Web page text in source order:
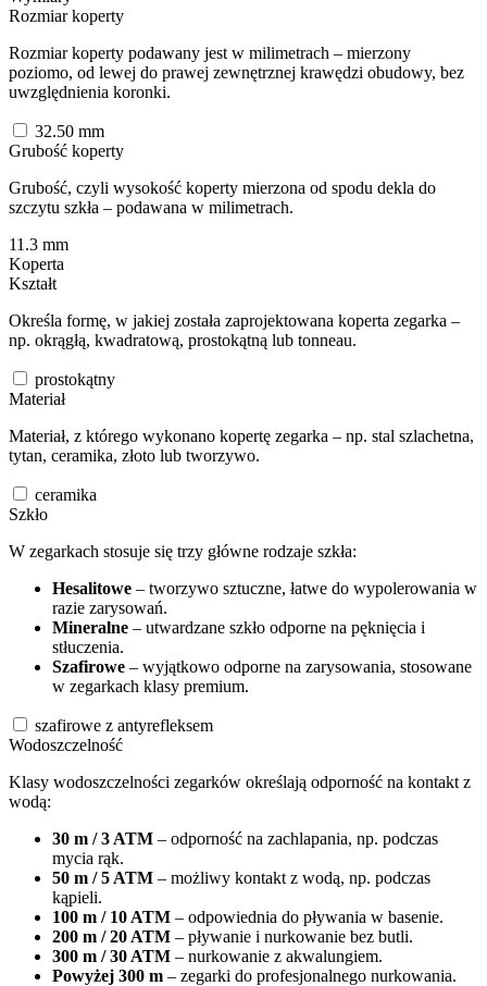
Rozmiar koperty
Rozmiar koperty podawany jest w milimetrach – mierzony
poziomo, od lewej do prawej zewnętrznej krawędzi obudowy, bez
uwzględnienia koronki.
32.50 mm
Grubość koperty
Grubość, czyli wysokość koperty mierzona od spodu dekla do
szczytu szkła – podawana w milimetrach.
11.3 mm
Koperta
Kształt
Określa formę, w jakiej została zaprojektowana koperta zegarka –
np. okrągłą, kwadratową, prostokątną lub tonneau.
prostokątny
Materiał
Materiał, z którego wykonano kopertę zegarka – np. stal szlachetna,
tytan, ceramika, złoto lub tworzywo.
ceramika
Szkło
W zegarkach stosuje się trzy główne rodzaje szkła:
Hesalitowe – tworzywo sztuczne, łatwe do wypolerowania w
razie zarysowań.
Mineralne – utwardzane szkło odporne na pęknięcia i
stłuczenia.
Szafirowe – wyjątkowo odporne na zarysowania, stosowane
w zegarkach klasy premium.
szafirowe z antyrefleksem
Wodoszczelność
Klasy wodoszczelności zegarków określają odporność na kontakt z
wodą:
30 m / 3 ATM – odporność na zachlapania, np. podczas
mycia rąk.
50 m / 5 ATM – możliwy kontakt z wodą, np. podczas
kąpieli.
100 m / 10 ATM – odpowiednia do pływania w basenie.
200 m / 20 ATM – pływanie i nurkowanie bez butli.
300 m / 30 ATM – nurkowanie z akwalungiem.
Powyżej 300 m – zegarki do profesjonalnego nurkowania.